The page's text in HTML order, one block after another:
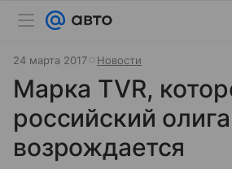
24 марта 2017 Новости
Марка TVR,
российский
возрождается